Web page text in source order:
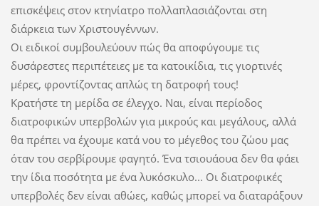
επισκέψεις στον κτηνίατρο πολλαπλασιάζονται στη
διάρκεια των Χριστουγέννων.
Οι ειδικοί συμβουλεύουν πώς θα αποφύγουμε τις
δυσάρεστες περιπέτειες με τα κατοικίδια, τις γιορτινές
μέρες, φροντίζοντας απλώς τη δατροφή τους!
Κρατήστε τη μερίδα σε έλεγχο. Ναι, είναι περίοδος
διατροφικών υπερβολών για μικρούς και μεγάλους, αλλά
θα πρέπει να έχουμε κατά νου το μέγεθος του ζώου μας
όταν του σερβίρουμε φαγητό. Ένα τσιουάουα δεν θα φάει
την ίδια ποσότητα με ένα λυκόσκυλο... Οι διατροφικές
υπερβολές δεν είναι αθώες, καθώς μπορεί να διαταράξουν